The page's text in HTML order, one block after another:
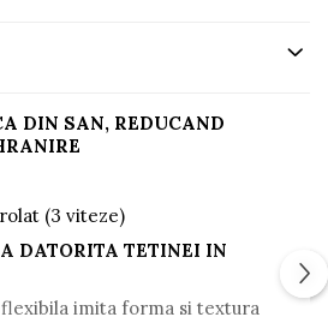
DIN SAN, REDUCAND
(3 viteze)
DATORITA TETINEI IN
imita forma si textura